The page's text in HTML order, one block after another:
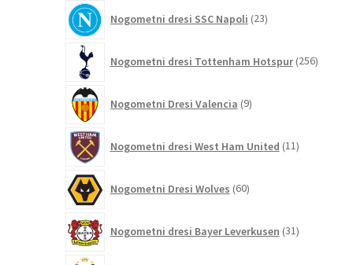
Nogometni dresi SSC Napoli 23izdelkov
Nogometni dresi Tottenham Hotspur 256
Nogometni Dresi Valencia 9izdelkov
Nogometni dresi West Ham United 11izdelkov
Nogometni Dresi Wolves 60izdelkov
Nogometni dresi Bayer Leverkusen 31izdelkov